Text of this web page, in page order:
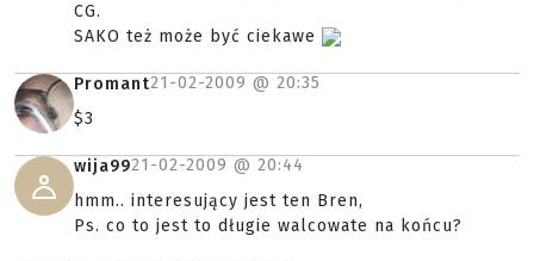
CG.
SAKO też może być ciekawe
Promant21-02-2009 @ 20:35
$3
wija9921-02-2009 @ 20:44
hmm.. interesujący jest ten Bren,
Ps. co to jest to długie walcowate na końcu?